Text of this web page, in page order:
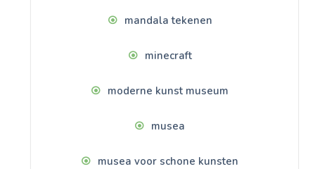
mandala tekenen
minecraft
moderne kunst museum
musea
musea voor schone kunsten